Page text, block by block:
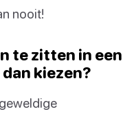
nooit!
te zitten in een
kiezen?